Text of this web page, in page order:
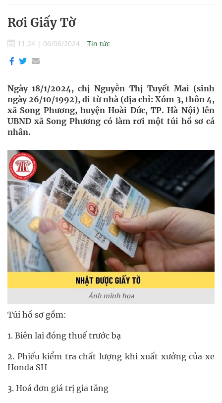
Rơi Giấy Tờ
11:24 | 06/06/2024 Tin tức
Ngày 18/1/2024, chị Nguyễn Thị Tuyết Mai (sinh
ngày 26/10/1992), đi từ nhà (địa chỉ: Xóm 3, thôn 4,
xã Song Phương, huyện Hoài Đức, TP. Hà Nội) lên
UBND xã Song Phương có làm rơi một túi hồ sơ cá
nhân.
Ảnh minh họa
Túi hồ sơ gồm:
1. Biên lai đóng thuế trước bạ
2. Phiếu kiểm tra chất lượng khi xuất xưởng của xe
Honda SH
3. Hoá đơn giá trị gia tăng